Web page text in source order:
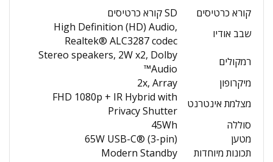
קורא כרטיסים
SD קורא כרטיסים
שבב אודיו
High Definition (HD) Audio,
Realtek® ALC3287 codec
רמקולים
Stereo speakers, 2W x2, Dolby
Audio™
מיקרופון
2x, Array
מצלמת אינטרנט
FHD 1080p + IR Hybrid with
Privacy Shutter
סוללה
45Wh
מטען
65W USB-C® (3-pin)
תכונות מיוחדות
Modern Standby